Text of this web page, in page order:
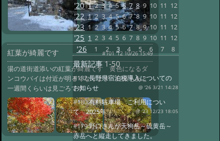
紅葉が綺麗です #101 '12 10/26 15:49
湯の道街道添いの紅葉が綺麗です 黄色になるダ
ンコウバイは付近が明るくなります 紅葉もあと
一週間くらいは見ごろです
'20 1 2 3 4 5 6 7 8 9 10 11 12
'22 1 2 3 4 5 6 7 8 9 10 11 12
'23 1 2 3 4 5 6 7 8 9 10 11 12
'25 1 2 3 4 5 6 7 8 9 10 11 12
'26 1 2 3 4 5 6 7 8
最新記事1-50
#182:長野県宿泊税導入についての
お知らせ
@ '26 3/21 14:28
#180:有料駐車場 ご利用につい
て 2025年
@ '23 12/23 18:05
#179:野口さんが天狗岳～硫黄岳～
赤岳へと縦走してきました。